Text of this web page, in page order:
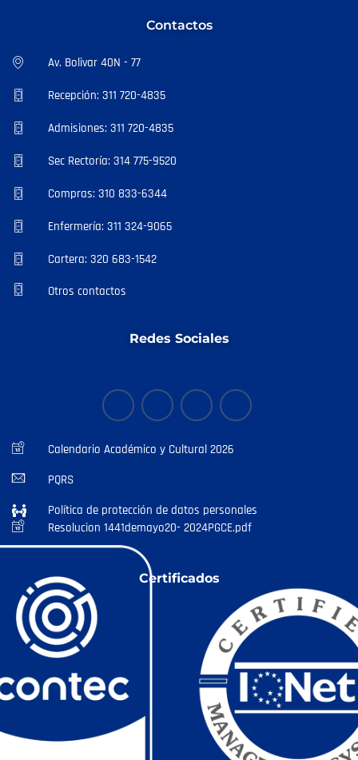
Contactos
Av. Bolivar 40N - 77
Recepción: 311 720-4835
Admisiones: 311 720-4835
Sec Rectoría: 314 775-9520
Compras: 310 833-6344
Enfermería: 311 324-9065
Cartera: 320 683-1542
Otros contactos
Redes Sociales
Calendario Académico y Cultural 2026
PQRS
Política de protección de datos personales
Resolucion 1441demayo20- 2024PGCE.pdf
Certificados